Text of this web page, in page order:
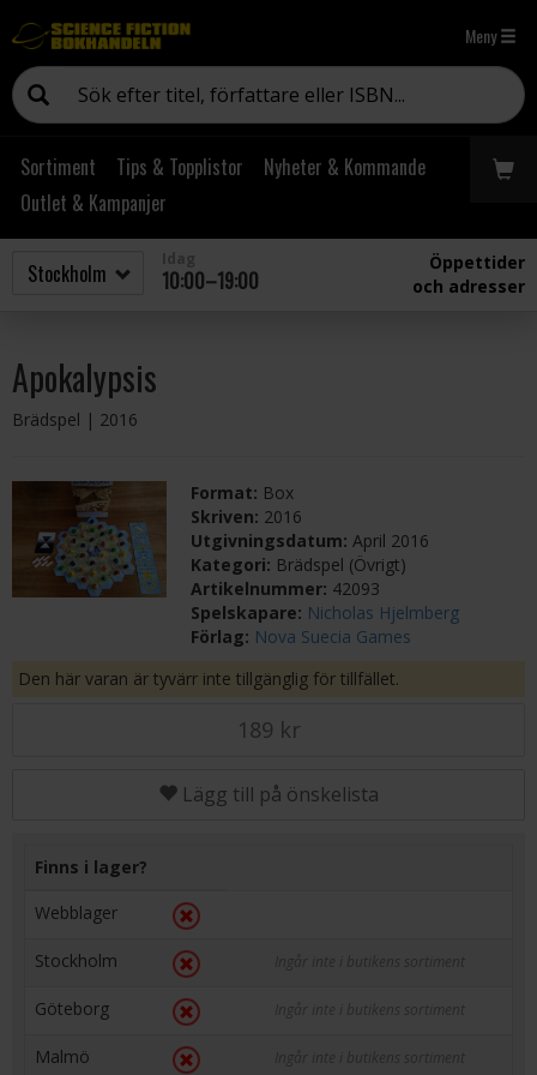
Meny
Sortiment Tips & Topplistor
Nyheter & Kommande
Outlet & Kampanjer
10:00–19:00
Öppettider
och adresser
Apokalypsis
Brädspel | 2016
Format: Box
Skriven: 2016
Utgivningsdatum:April 2016
Kategori: Brädspel (Övrigt)
Artikelnummer: 42093
Spelskapare: Nicholas Hjelmberg
Förlag: Nova Suecia Games
Den här varan är tyvärr inte tillgänglig för tillfället.
189 kr
Lägg till på önskelista
Finns i lager?
Webblager
Stockholm Ingår inte i butikens sortiment
Göteborg Ingår inte i butikens sortiment
Malmö Ingår inte i butikens sortiment